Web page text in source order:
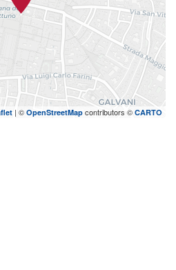
| © OpenStreetMap contributors © CARTO